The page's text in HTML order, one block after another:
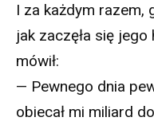
I za każdym razem,
jak zaczęła się
mówił:
— Pewnego dnia
obiecał mi miliard